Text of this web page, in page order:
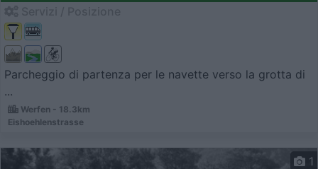
Parcheggio di partenza per le navette verso la grotta di
...
Werfen - 18.3km
Eishoehlenstrasse
1